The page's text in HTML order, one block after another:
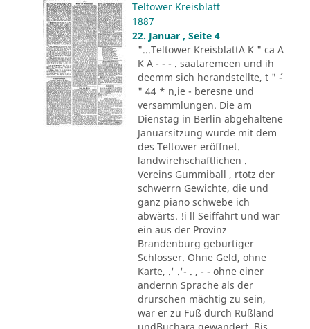
Teltower Kreisblatt
1887
22. Januar , Seite 4
"...Teltower KreisblattA K " ca A
K A - - - . saataremeen und ih
deemm sich herandstellte, t " ´-
" 44 * n,ie - beresne und
versammlungen. Die am
Dienstag in Berlin abgehaltene
Januarsitzung wurde mit dem
des Teltower eröffnet.
landwirehschaftlichen .
Vereins Gummiball , rtotz der
schwerrn Gewichte, die und
ganz piano schwebe ich
abwärts. !i ll Seiffahrt und war
ein aus der Provinz
Brandenburg geburtiger
Schlosser. Ohne Geld, ohne
Karte, .' .'- . , - - ohne einer
andernn Sprache als der
drurschen mächtig zu sein,
war er zu Fuß durch Rußland